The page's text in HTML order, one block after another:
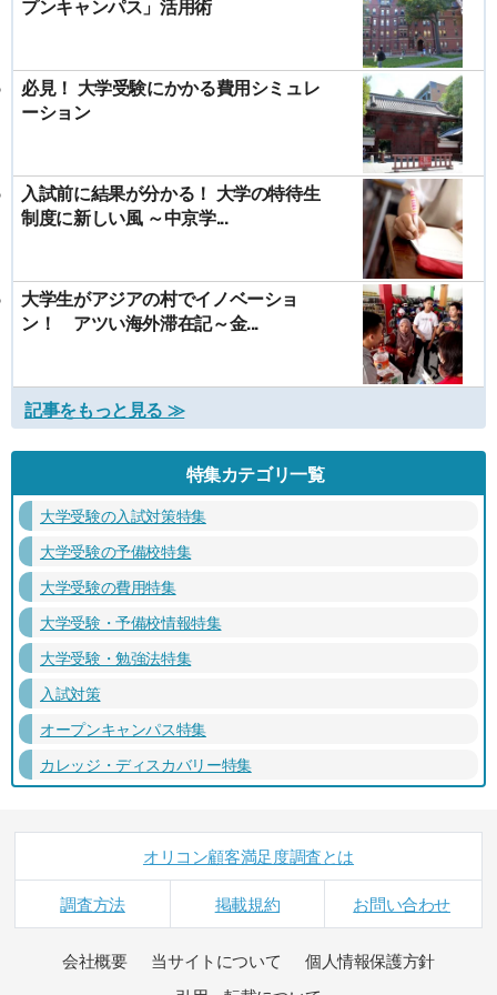
プンキャンパス」活用術
必見！ 大学受験にかかる費用シミュレ
ーション
入試前に結果が分かる！ 大学の特待生
制度に新しい風 ～中京学...
大学生がアジアの村でイノベーショ
ン！ アツい海外滞在記～金...
記事をもっと見る ≫
特集カテゴリ一覧
大学受験の入試対策特集
大学受験の予備校特集
大学受験の費用特集
大学受験・予備校情報特集
大学受験・勉強法特集
入試対策
オープンキャンパス特集
カレッジ・ディスカバリー特集
オリコン顧客満足度調査とは
調査方法 掲載規約 お問い合わせ
会社概要 当サイトについて
個人情報保護方針